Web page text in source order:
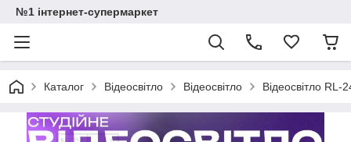
№1 інтернет-супермаркет
Каталог Відеосвітло Відеосвітло Відеосвітло RL-